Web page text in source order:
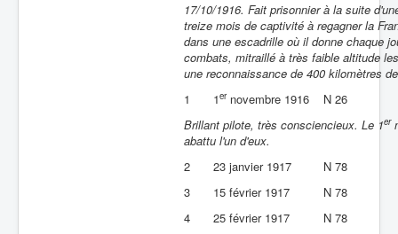
17/10/1916. Fait prisonnier à la suite
treize mois de captivité à regagner la
dans une escadrille où il donne chaque
combats, mitraillé à très faible altitude
une reconnaissance de 400 kilomètres
1
1er novembre 1916
N 26
Brillant pilote, très consciencieux. Le 1er
abattu l'un d'eux.
2
23 janvier 1917
N 78
3
15 février 1917
N 78
4
25 février 1917
N 78